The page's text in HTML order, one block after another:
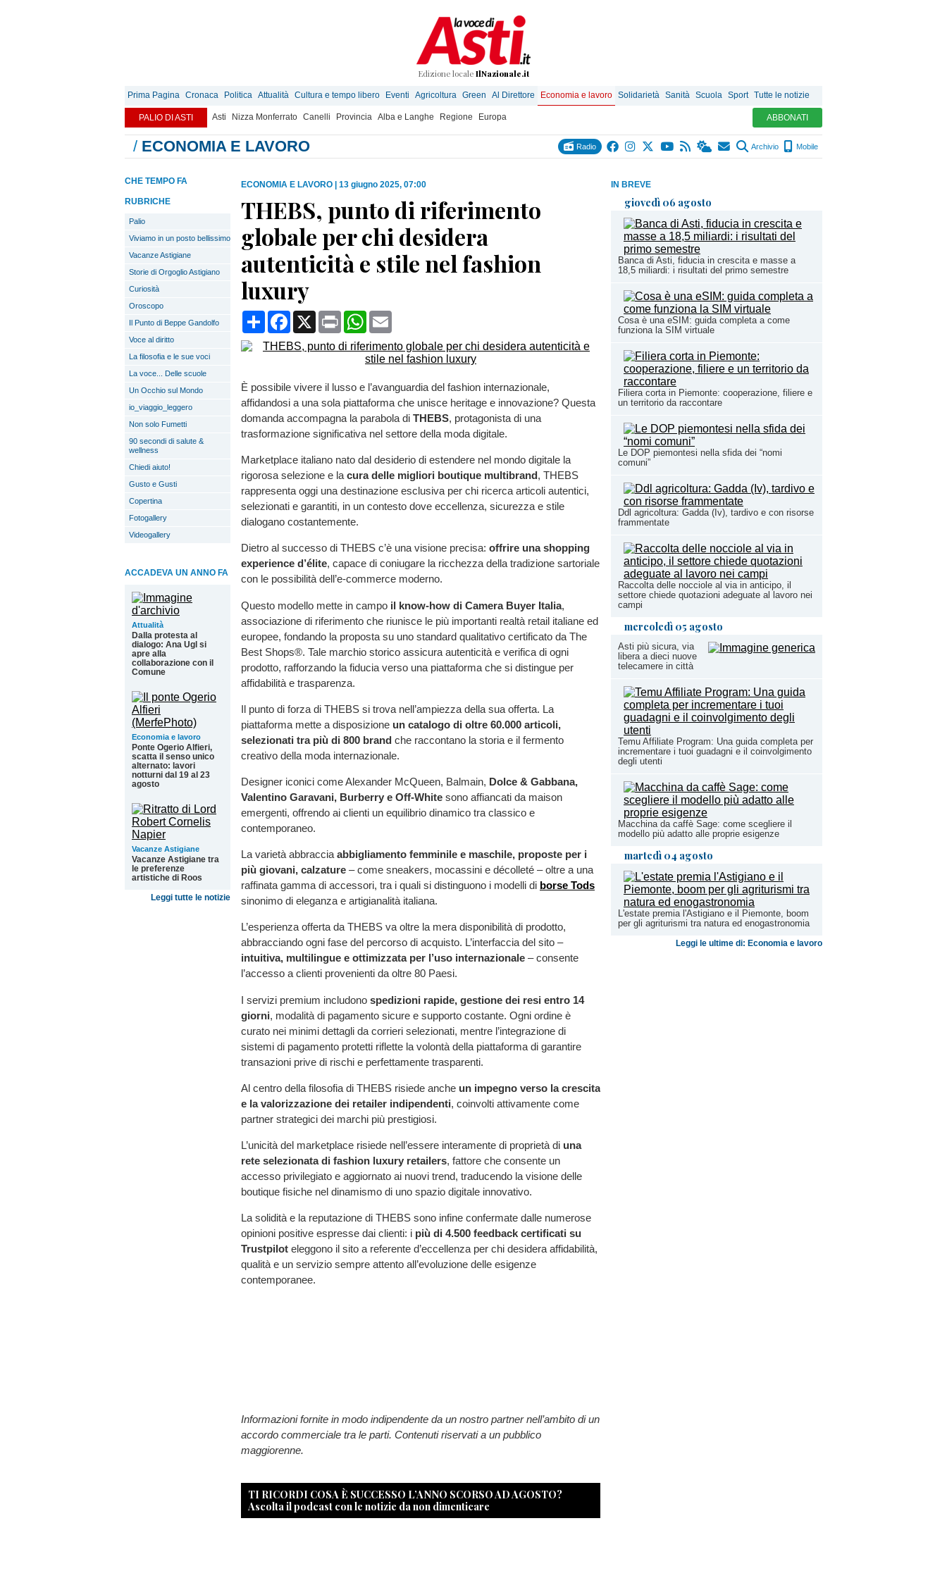
Edizione locale IlNazionale.it
Prima Pagina Cronaca Politica Attualità Cultura e tempo libero Eventi Agricoltura Green Al Direttore Economia e lavoro Solidarietà Sanità Scuola Sport Tutte le notizie
PALIO DI ASTI Asti Nizza Monferrato Canelli Provincia Alba e Langhe Regione Europa ABBONATI
/ ECONOMIA E LAVORO Radio Archivio Mobile
IN BREVE
giovedì 06 agosto
Banca di Asti, fiducia in crescita e masse a
18,5 miliardi: i risultati del primo semestre
Cosa è una eSIM: guida completa a come
funziona la SIM virtuale
Filiera corta in Piemonte: cooperazione, filiere e
un territorio da raccontare
Le DOP piemontesi nella sfida dei “nomi
comuni”
Ddl agricoltura: Gadda (Iv), tardivo e con risorse
frammentate
Raccolta delle nocciole al via in anticipo, il
settore chiede quotazioni adeguate al lavoro nei
campi
mercoledì 05 agosto
Asti più sicura, via
libera a dieci nuove
telecamere in città
Temu Affiliate Program: Una guida completa per
incrementare i tuoi guadagni e il coinvolgimento
degli utenti
Macchina da caffè Sage: come scegliere il
modello più adatto alle proprie esigenze
martedì 04 agosto
L'estate premia l'Astigiano e il Piemonte, boom
per gli agriturismi tra natura ed enogastronomia
Leggi le ultime di: Economia e lavoro
CHE TEMPO FA
RUBRICHE
Palio
Viviamo in un posto bellissimo
Vacanze Astigiane
Storie di Orgoglio Astigiano
Curiosità
Oroscopo
Il Punto di Beppe Gandolfo
Voce al diritto
La filosofia e le sue voci
La voce... Delle scuole
Un Occhio sul Mondo
io_viaggio_leggero
Non solo Fumetti
90 secondi di salute &
wellness
Chiedi aiuto!
Gusto e Gusti
Copertina
Fotogallery
Videogallery
ACCADEVA UN ANNO FA
Attualità
Dalla protesta al
dialogo: Ana Ugl si
apre alla
collaborazione con il
Comune
Economia e lavoro
Ponte Ogerio Alfieri,
scatta il senso unico
alternato: lavori
notturni dal 19 al 23
agosto
Vacanze Astigiane
Vacanze Astigiane tra
le preferenze
artistiche di Roos
Leggi tutte le notizie
ECONOMIA E LAVORO 13 giugno 2025, 07:00
THEBS, punto di riferimento
globale per chi desidera
autenticità e stile nel fashion
luxury
CondividiFacebook
X Print WhatsApp
È possibile vivere il lusso e l’avanguardia del fashion internazionale,
affidandosi a una sola piattaforma che unisce heritage e innovazione? Questa
domanda accompagna la parabola di THEBS, protagonista di una
trasformazione significativa nel settore della moda digitale.
Marketplace italiano nato dal desiderio di estendere nel mondo digitale la
rigorosa selezione e la cura delle migliori boutique multibrand, THEBS
rappresenta oggi una destinazione esclusiva per chi ricerca articoli autentici,
selezionati e garantiti, in un contesto dove eccellenza, sicurezza e stile
dialogano costantemente.
Dietro al successo di THEBS c’è una visione precisa: offrire una shopping
experience d’élite, capace di coniugare la ricchezza della tradizione sartoriale
con le possibilità dell’e-commerce moderno.
Questo modello mette in campo il know-how di Camera Buyer Italia,
associazione di riferimento che riunisce le più importanti realtà retail italiane ed
europee, fondando la proposta su uno standard qualitativo certificato da The
Best Shops®. Tale marchio storico assicura autenticità e verifica di ogni
prodotto, rafforzando la fiducia verso una piattaforma che si distingue per
affidabilità e trasparenza.
Il punto di forza di THEBS si trova nell’ampiezza della sua offerta. La
piattaforma mette a disposizione un catalogo di oltre 60.000 articoli,
selezionati tra più di 800 brand che raccontano la storia e il fermento
creativo della moda internazionale.
Designer iconici come Alexander McQueen, Balmain, Dolce & Gabbana,
Valentino Garavani, Burberry e Off-White sono affiancati da maison
emergenti, offrendo ai clienti un equilibrio dinamico tra classico e
contemporaneo.
La varietà abbraccia abbigliamento femminile e maschile, proposte per i
più giovani, calzature – come sneakers, mocassini e décolleté – oltre a una
raffinata gamma di accessori, tra i quali si distinguono i modelli di borse Tods
sinonimo di eleganza e artigianalità italiana.
L’esperienza offerta da THEBS va oltre la mera disponibilità di prodotto,
abbracciando ogni fase del percorso di acquisto. L’interfaccia del sito –
intuitiva, multilingue e ottimizzata per l’uso internazionale – consente
l’accesso a clienti provenienti da oltre 80 Paesi.
I servizi premium includono spedizioni rapide, gestione dei resi entro 14
giorni, modalità di pagamento sicure e supporto costante. Ogni ordine è
curato nei minimi dettagli da corrieri selezionati, mentre l’integrazione di
sistemi di pagamento protetti riflette la volontà della piattaforma di garantire
transazioni prive di rischi e perfettamente trasparenti.
Al centro della filosofia di THEBS risiede anche un impegno verso la crescita
e la valorizzazione dei retailer indipendenti, coinvolti attivamente come
partner strategici dei marchi più prestigiosi.
L’unicità del marketplace risiede nell’essere interamente di proprietà di una
rete selezionata di fashion luxury retailers, fattore che consente un
accesso privilegiato e aggiornato ai nuovi trend, traducendo la visione delle
boutique fisiche nel dinamismo di uno spazio digitale innovativo.
La solidità e la reputazione di THEBS sono infine confermate dalle numerose
opinioni positive espresse dai clienti: i più di 4.500 feedback certificati su
Trustpilot eleggono il sito a referente d’eccellenza per chi desidera affidabilità,
qualità e un servizio sempre attento all’evoluzione delle esigenze
contemporanee.
Informazioni fornite in modo indipendente da un nostro partner nell’ambito di un
accordo commerciale tra le parti. Contenuti riservati a un pubblico
maggiorenne.
TI RICORDI COSA È SUCCESSO L’ANNO SCORSO AD AGOSTO?
Ascolta il podcast con le notizie da non dimenticare